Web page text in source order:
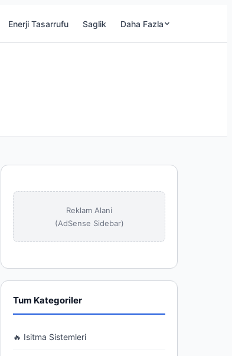
Enerji Tasarrufu Saglik Daha Fazla
Reklam Alani
(AdSense Sidebar)
Tum Kategoriler
🔥 Isitma Sistemleri